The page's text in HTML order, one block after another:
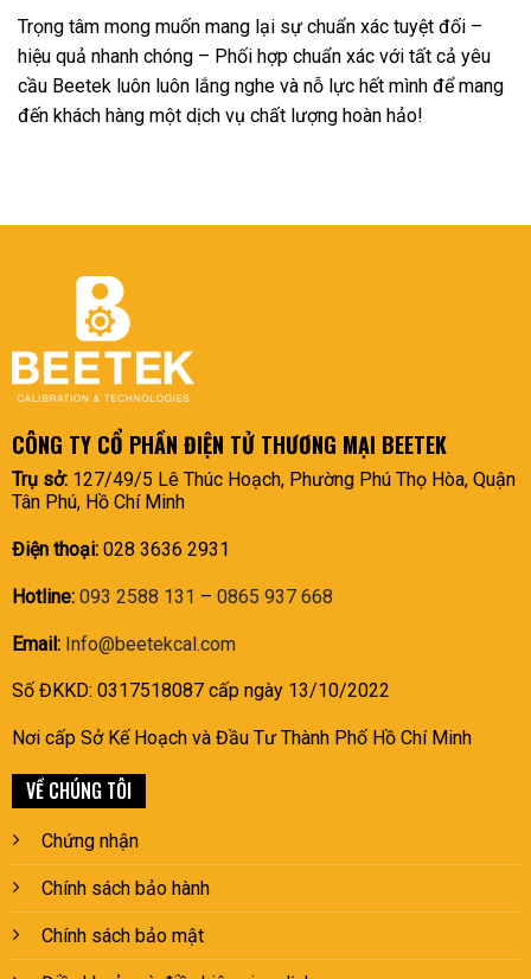
Trọng tâm mong muốn mang lại sự chuẩn xác tuyệt đối –
hiệu quả nhanh chóng – Phối hợp chuẩn xác với tất cả yêu
cầu Beetek luôn luôn lắng nghe và nỗ lực hết mình để mang
đến khách hàng một dịch vụ chất lượng hoàn hảo!
CÔNG TY CỔ PHẦN ĐIỆN TỬ THƯƠNG MẠI BEETEK
Trụ sở:127/49/5 Lê Thúc Hoạch, Phường Phú Thọ Hòa, Quận
Tân Phú, Hồ Chí Minh
Điện thoại:028 3636 2931
Hotline: 093 2588 131 – 0865 937 668
Email: Info@beetekcal.com
Số ĐKKD: 0317518087 cấp ngày 13/10/2022
Nơi cấp Sở Kế Hoạch và Đầu Tư Thành Phố Hồ Chí Minh
VỀ CHÚNG TÔI
Chứng nhận
Chính sách bảo hành
Chính sách bảo mật